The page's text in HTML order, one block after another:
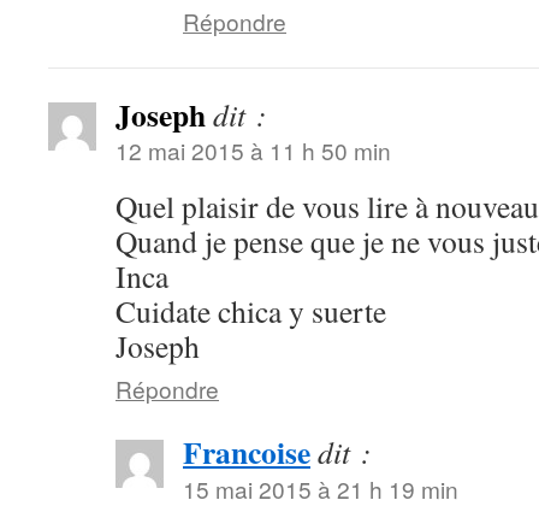
Répondre
Josephdit :
12 mai 2015 à 11 h 50 min
Quel plaisir de vous lire à
Quand je pense que je ne vous
Inca
Cuidate chica y suerte
Joseph
Répondre
Francoisedit :
15 mai 2015 à 21 h 19 min